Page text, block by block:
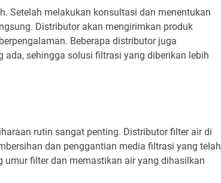
Setelah melakukan konsultasi dan menentukan
Distributor akan mengirimkan produk
Beberapa distributor juga
sehingga solusi filtrasi yang diberikan lebih
rutin sangat penting. Distributor filter air di
dan penggantian media filtrasi yang telah
filter dan memastikan air yang dihasilkan